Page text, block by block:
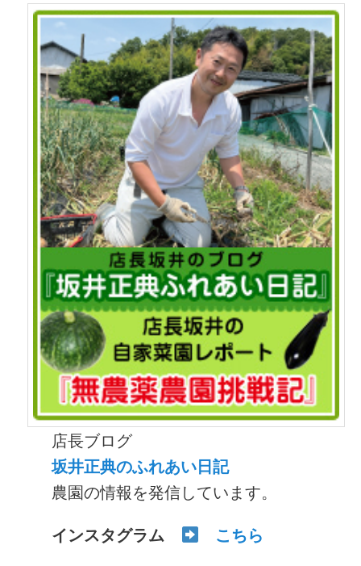
店長ブログ
坂井正典のふれあい日記
農園の情報を発信しています。
インスタグラム
こちら